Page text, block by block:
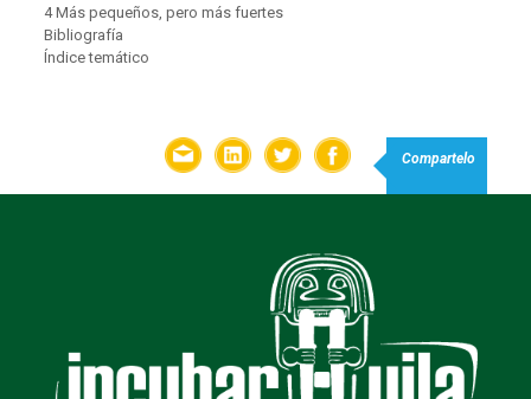
4 Más pequeños, pero más fuertes
Bibliografía
Índice temático
Compartelo